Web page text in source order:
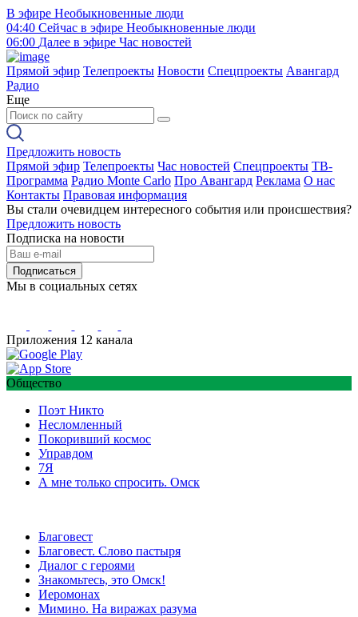
В эфире Необыкновенные люди
04:40 Сейчас в эфире Необыкновенные люди
06:00 Далее в эфире Час новостей
Прямой эфир Телепроекты Новости Спецпроекты Авангард
Радио
Еще
Предложить новость
Прямой эфир Телепроекты Час новостей Спецпроекты ТВ-
Программа Радио Monte Carlo Про Авангард Реклама О нас
Контакты Правовая информация
Вы стали очевидцем интересного события или происшествия?
Предложить новость
Подписка на новости
Подписаться
Мы в социальных сетях
Приложения 12 канала
Общество
Поэт Никто
Несломленный
Покоривший космос
Управдом
7Я
А мне только спросить. Омск
Благовест
Благовест. Слово пастыря
Диалог с героями
Знакомьтесь, это Омск!
Иеромонах
Мимино. На виражах разума